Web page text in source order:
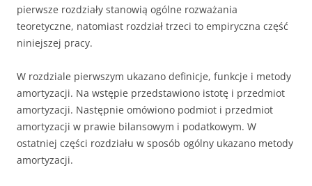
pierwsze rozdziały stanowią ogólne rozważania
teoretyczne, natomiast rozdział trzeci to empiryczna część
niniejszej pracy.
W rozdziale pierwszym ukazano definicje, funkcje i metody
amortyzacji. Na wstępie przedstawiono istotę i przedmiot
amortyzacji. Następnie omówiono podmiot i przedmiot
amortyzacji w prawie bilansowym i podatkowym. W
ostatniej części rozdziału w sposób ogólny ukazano metody
amortyzacji.